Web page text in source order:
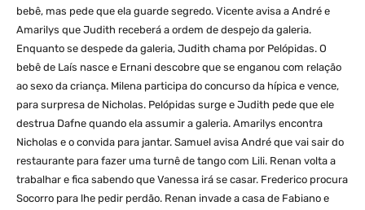
bebê, mas pede que ela guarde segredo. Vicente avisa a André e
Amarilys que Judith receberá a ordem de despejo da galeria.
Enquanto se despede da galeria, Judith chama por Pelópidas. O
bebê de Laís nasce e Ernani descobre que se enganou com relação
ao sexo da criança. Milena participa do concurso da hípica e vence,
para surpresa de Nicholas. Pelópidas surge e Judith pede que ele
destrua Dafne quando ela assumir a galeria. Amarilys encontra
Nicholas e o convida para jantar. Samuel avisa André que vai sair do
restaurante para fazer uma turnê de tango com Lili. Renan volta a
trabalhar e fica sabendo que Vanessa irá se casar. Frederico procura
Socorro para lhe pedir perdão. Renan invade a casa de Fabiano e